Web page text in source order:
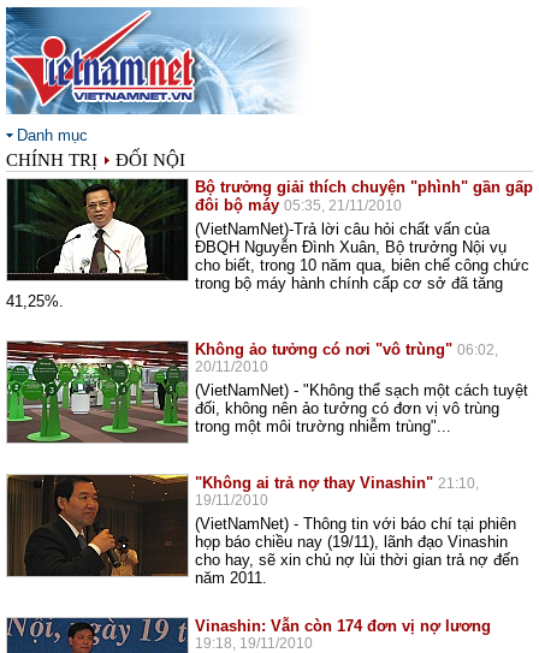
Danh mục
CHÍNH TRỊ ĐỐI NỘI
Bộ trưởng giải thích chuyện "phình" gần gấp
đôi bộ máy 05:35, 21/11/2010
(VietNamNet)-Trả lời câu hỏi chất vấn của
ĐBQH Nguyễn Đình Xuân, Bộ trưởng Nội vụ
cho biết, trong 10 năm qua, biên chế công chức
trong bộ máy hành chính cấp cơ sở đã tăng
41,25%.
Không ảo tưởng có nơi "vô trùng" 06:02,
20/11/2010
(VietNamNet) - "Không thể sạch một cách tuyệt
đối, không nên ảo tưởng có đơn vị vô trùng
trong một môi trường nhiễm trùng"...
"Không ai trả nợ thay Vinashin" 21:10,
19/11/2010
(VietNamNet) - Thông tin với báo chí tại phiên
họp báo chiều nay (19/11), lãnh đạo Vinashin
cho hay, sẽ xin chủ nợ lùi thời gian trả nợ đến
năm 2011.
Vinashin: Vẫn còn 174 đơn vị nợ lương
19:18, 19/11/2010